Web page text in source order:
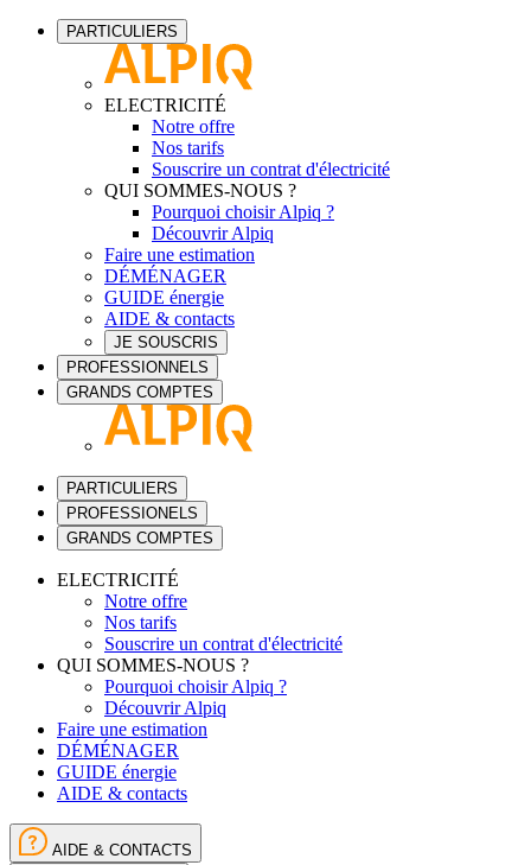
PARTICULIERS
ELECTRICITÉ
Notre offre
Nos tarifs
Souscrire un contrat d'électricité
QUI SOMMES-NOUS ?
Pourquoi choisir Alpiq ?
Découvrir Alpiq
Faire une estimation
DÉMÉNAGER
GUIDE énergie
AIDE & contacts
JE SOUSCRIS
PROFESSIONNELS
GRANDS COMPTES
PARTICULIERS
PROFESSIONELS
GRANDS COMPTES
ELECTRICITÉ
Notre offre
Nos tarifs
Souscrire un contrat d'électricité
QUI SOMMES-NOUS ?
Pourquoi choisir Alpiq ?
Découvrir Alpiq
Faire une estimation
DÉMÉNAGER
GUIDE énergie
AIDE & contacts
AIDE & CONTACTS